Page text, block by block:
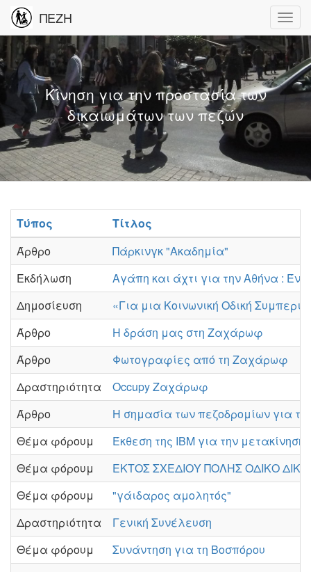
ΠΕΖΗ
Κίνηση για την προστασία των
δικαιωμάτων των πεζών
Τύπος
Τίτλος
Άρθρο
Πάρκινγκ "Ακαδημία"
Εκδήλωση
Αγάπη και άχτι για την Αθήνα :
Δημοσίευση
«Για μια Κοινωνική Οδική
Άρθρο
Η δράση μας στη Ζαχάρωφ
Άρθρο
Φωτογραφίες από τη Ζαχάρωφ
Δραστηριότητα
Occupy Ζαχάρωφ
Άρθρο
Η σημασία των πεζοδρομίων για
Θέμα φόρουμ
Έκθεση της IBM για την μετακίνηση
Θέμα φόρουμ
ΕΚΤΟΣ ΣΧΕΔΙΟΥ ΠΟΛΗΣ ΟΔΙΚΟ
Θέμα φόρουμ
"γάιδαρος αμολητός"
Δραστηριότητα
Γενική Συνέλευση
Θέμα φόρουμ
Συνάντηση για τη Βοσπόρου